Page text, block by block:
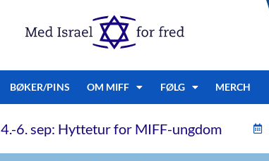
BØKER/PINS OM MIFF FØLG MERCH
4.-6. sep: Hyttetur for MIFF-ungdom